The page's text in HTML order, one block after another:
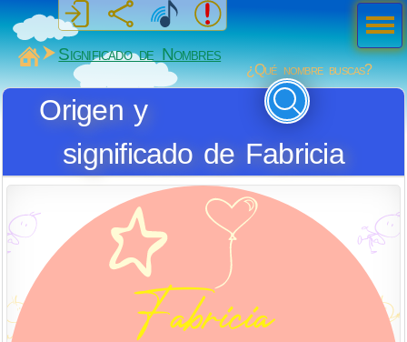
MiSabueso
Significado de Nombres
¿Qué nombre buscas?
Origen y
significado de Fabricia
Men
ú